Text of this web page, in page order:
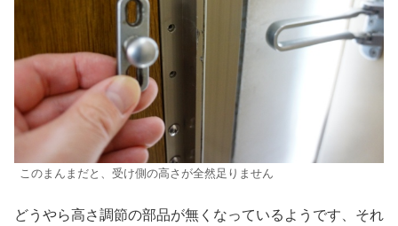
このまんまだと、受け側の高さが全然足りません
どうやら高さ調節の部品が無くなっているようです、それ